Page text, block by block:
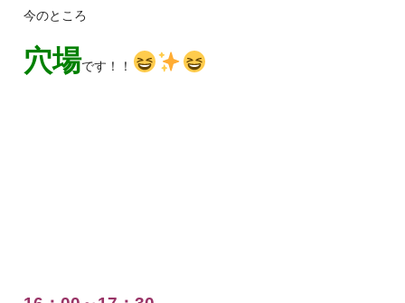
今のところ
穴場です！！